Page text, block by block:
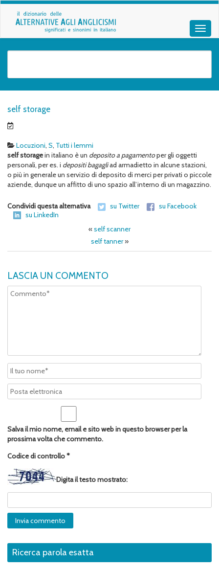
self storage
Locuzioni, S, Tutti i lemmi
self storagein italiano è un deposito a pagamentoper gli oggetti
personali, per es. i depositi bagagliad armadietto in alcune stazioni,
o più in generale un servizio di deposito di merci per privati o piccole
aziende, dunque un affitto di uno spazio all’interno di un magazzino.
Condividi questa alternativa su Twitter
su Facebook
su LinkedIn
«self scanner
self tanner»
LASCIA UN COMMENTO
Salva il mio nome, email e sito web in questo browser per la
prossima volta che commento.
Codice di controllo*
Digita il testo mostrato:
Ricerca parola esatta